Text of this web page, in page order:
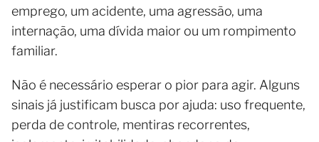
emprego, um acidente, uma agressão, uma
internação, uma dívida maior ou um rompimento
familiar.
Não é necessário esperar o pior para agir. Alguns
sinais já justificam busca por ajuda: uso frequente,
perda de controle, mentiras recorrentes,